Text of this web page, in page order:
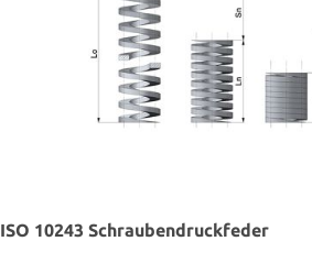
ISO 10243 Schraubendruckfeder